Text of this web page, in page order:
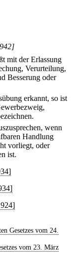
mit der Erlassung
Verurteilung,
Besserung oder
erkannt, so ist
wenn
Handlung
vorliegt, oder
ist.
Gesetzes vom 24.
vom 23. März